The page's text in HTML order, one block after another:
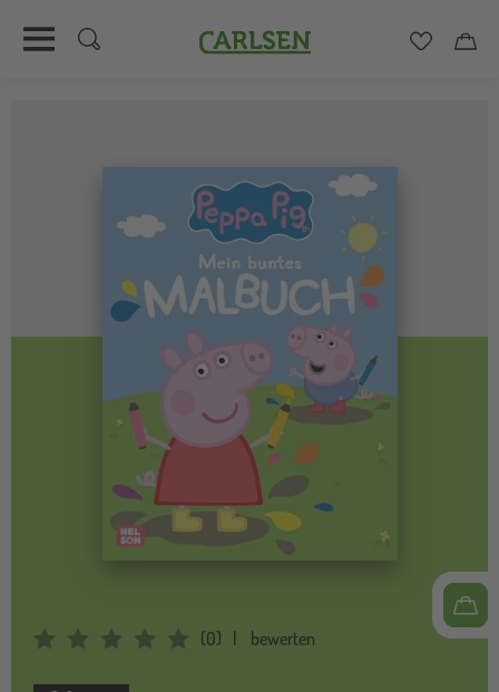
Carlsen
Average Rating: 0 (0) bewerten